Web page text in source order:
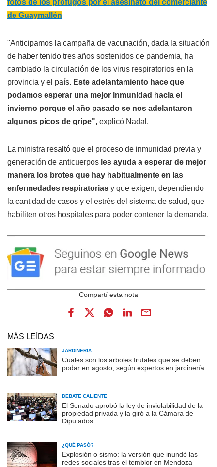
fotos de los prófugos por el asesinato del comerciante
de Guaymallén
"Anticipamos la campaña de vacunación, dada la situación
de haber tenido tres años sostenidos de pandemia, ha
cambiado la circulación de los virus respiratorios en la
provincia y el país. Este adelantamiento hace que
podamos esperar una mejor inmunidad hacia el
invierno porque el año pasado se nos adelantaron
algunos picos de gripe", explicó Nadal.
La ministra resaltó que el proceso de inmunidad previa y
generación de anticuerpos les ayuda a esperar de mejor
manera los brotes que hay habitualmente en las
enfermedades respiratorias y que exigen, dependiendo
la cantidad de casos y el estrés del sistema de salud, que
habiliten otros hospitales para poder contener la demanda.
MÁS LEÍDAS
JARDINERÍA
Cuáles son los árboles frutales que se deben
podar en agosto, según expertos en jardinería
DEBATE CALIENTE
El Senado aprobó la ley de inviolabilidad de la
propiedad privada y la giró a la Cámara de
Diputados
¿QUÉ PASÓ?
Explosión o sismo: la versión que inundó las
redes sociales tras el temblor en Mendoza